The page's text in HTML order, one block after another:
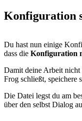
Konfiguration
Du hast nun einige
dass die Konfiguration
Damit deine Arbeit nicht
Frog schließt, speichere
Die Datei legst du am
über den selbst Dialog